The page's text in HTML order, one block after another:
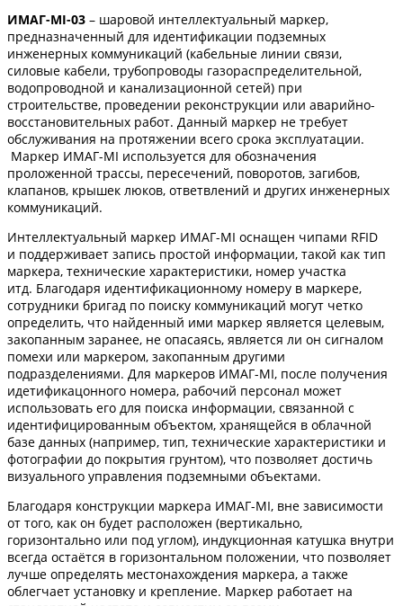
ИМАГ-MI-03 – шаровой интеллектуальный маркер,
предназначенный для идентификации подземных
инженерных коммуникаций (кабельные линии связи,
силовые кабели, трубопроводы газораспределительной,
водопроводной и канализационной сетей) при
строительстве, проведении реконструкции или аварийно-
восстановительных работ. Данный маркер не требует
обслуживания на протяжении всего срока эксплуатации.
Маркер ИМАГ-MI используется для обозначения
проложенной трассы, пересечений, поворотов, загибов,
клапанов, крышек люков, ответвлений и других инженерных
коммуникаций.
Интеллектуальный маркер ИМАГ-MI оснащен чипами RFID
и поддерживает запись простой информации, такой как тип
маркера, технические характеристики, номер участка
итд. Благодаря идентификационному номеру в маркере,
сотрудники бригад по поиску коммуникаций могут четко
определить, что найденный ими маркер является целевым,
закопанным заранее, не опасаясь, является ли он сигналом
помехи или маркером, закопанным другими
подразделениями. Для маркеров ИМАГ-MI, после получения
идетификацонного номера, рабочий персонал может
использовать его для поиска информации, связанной с
идентифицированным объектом, хранящейся в облачной
базе данных (например, тип, технические характеристики и
фотографии до покрытия грунтом), что позволяет достичь
визуального управления подземными объектами.
Благодаря конструкции маркера ИМАГ-MI, вне зависимости
от того, как он будет расположен (вертикально,
горизонтально или под углом), индукционная катушка внутри
всегда остаётся в горизонтальном положении, что позволяет
лучше определять местонахождения маркера, а также
облегчает установку и крепление. Маркер работает на